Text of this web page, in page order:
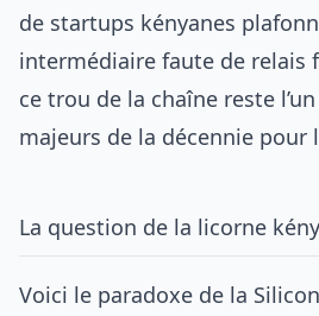
de startups kényanes
intermédiaire faute de relais
ce trou de la chaîne reste
majeurs de la décennie pour
La question de la licorne
Voici le paradoxe de la